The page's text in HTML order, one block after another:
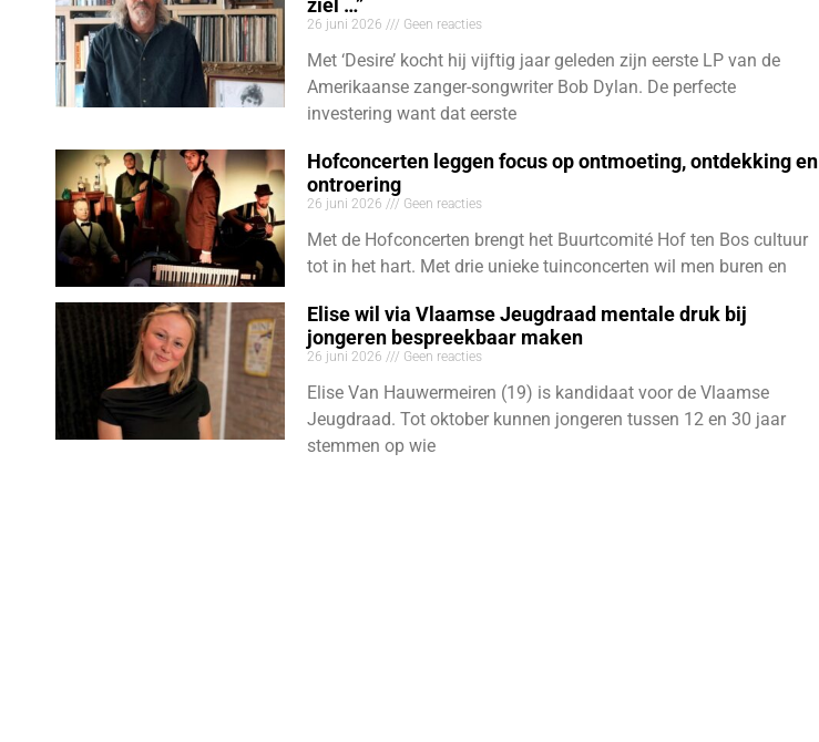
26 juni 2026 Geen reacties
Met ‘Desire’ kocht hij vijftig jaar geleden zijn eerste LP van de
Amerikaanse zanger-songwriter Bob Dylan. De perfecte
investering want dat eerste
Hofconcerten leggen focus op ontmoeting, ontdekking en
ontroering
26 juni 2026 Geen reacties
Met de Hofconcerten brengt het Buurtcomité Hof ten Bos cultuur
tot in het hart. Met drie unieke tuinconcerten wil men buren en
Elise wil via Vlaamse Jeugdraad mentale druk bij
jongeren bespreekbaar maken
26 juni 2026 Geen reacties
Elise Van Hauwermeiren (19) is kandidaat voor de Vlaamse
Jeugdraad. Tot oktober kunnen jongeren tussen 12 en 30 jaar
stemmen op wie